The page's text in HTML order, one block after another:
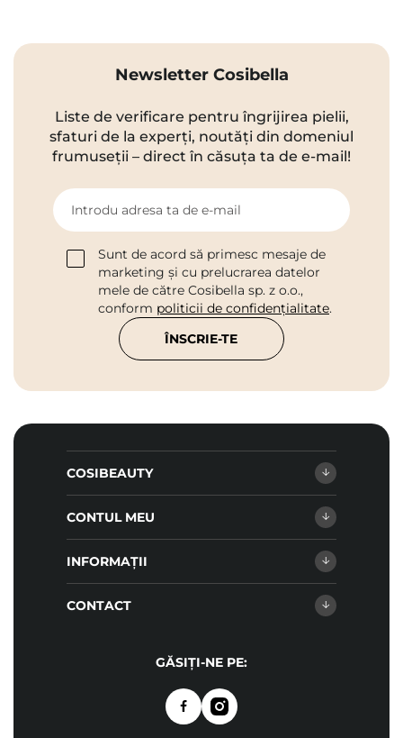
Newsletter Cosibella
Liste de verificare pentru îngrijirea pielii,
sfaturi de la experți, noutăți din domeniul
frumuseții – direct în căsuța ta de e-mail!
Introdu adresa ta de e-mail
Sunt de acord să primesc mesaje de
marketing și cu prelucrarea datelor
mele de către Cosibella sp. z o.o.,
conform politicii de confidențialitate.
ÎNSCRIE-TE
COSIBEAUTY
CONTUL MEU
INFORMAȚII
CONTACT
GĂSIȚI-NE PE: